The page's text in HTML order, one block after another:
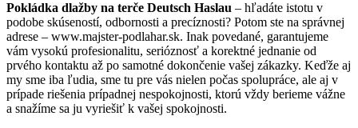
Pokládka dlažby na terče Deutsch Haslau – hľadáte istotu v
podobe skúseností, odbornosti a precíznosti? Potom ste na správnej
adrese – www.majster-podlahar.sk. Inak povedané, garantujeme
vám vysokú profesionalitu, serióznosť a korektné jednanie od
prvého kontaktu až po samotné dokončenie vašej zákazky. Keďže aj
my sme iba ľudia, sme tu pre vás nielen počas spolupráce, ale aj v
prípade riešenia prípadnej nespokojnosti, ktorú vždy berieme vážne
a snažíme sa ju vyriešiť k vašej spokojnosti.